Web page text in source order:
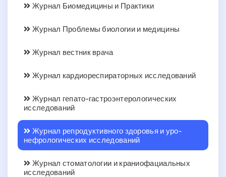
Журнал Биомедицины и Практики
Журнал Проблемы биологии и медицины
Журнал вестник врача
Журнал кардиореспираторных исследований
Журнал гепато-гастроэнтерологических
исследований
Журнал репродуктивного здоровья и уро-
нефрологических исследований
Журнал стоматологии и краниофациальных
исследований